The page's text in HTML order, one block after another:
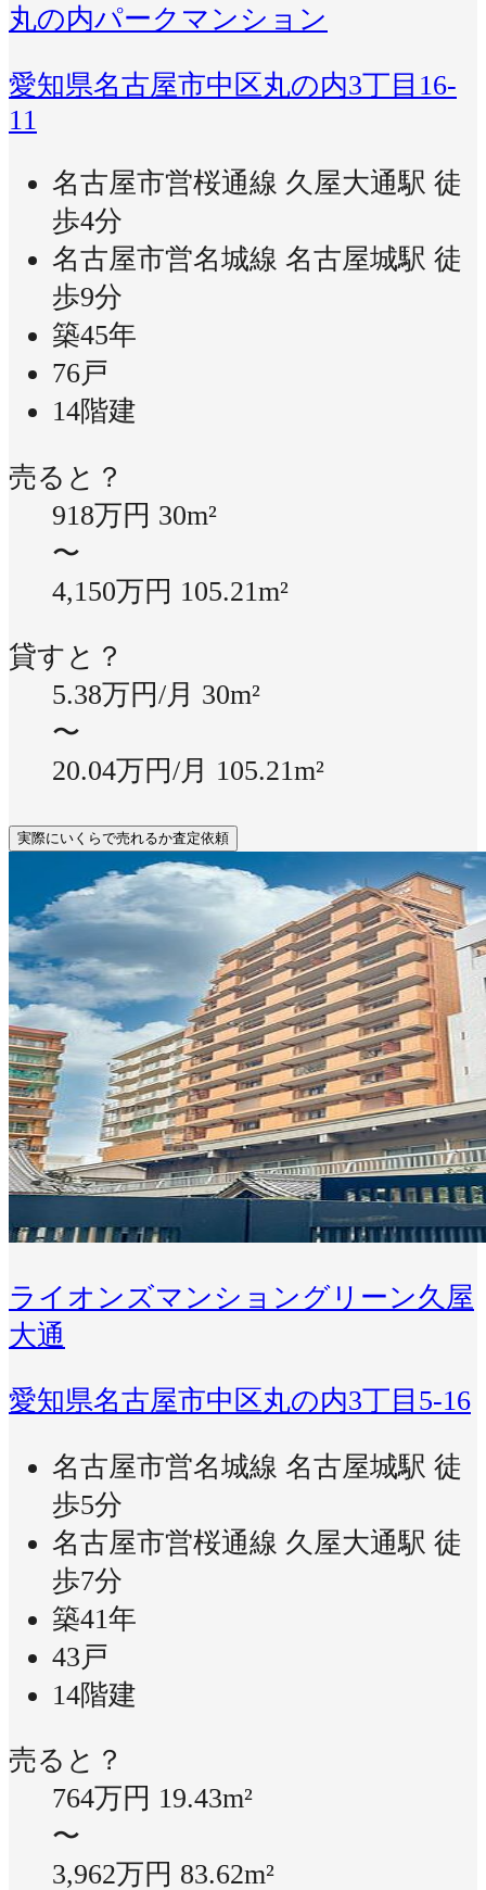
丸の内パークマンション
愛知県名古屋市中区丸の内3丁目16-
11
名古屋市営桜通線 久屋大通駅 徒
歩4分
名古屋市営名城線 名古屋城駅 徒
歩9分
築45年
76戸
14階建
売ると？
918万円 30m²
〜
4,150万円 105.21m²
貸すと？
5.38万円/月 30m²
〜
20.04万円/月 105.21m²
実際にいくらで売れるか査定依頼
ライオンズマンショングリーン久屋
大通
愛知県名古屋市中区丸の内3丁目5-16
名古屋市営名城線 名古屋城駅 徒
歩5分
名古屋市営桜通線 久屋大通駅 徒
歩7分
築41年
43戸
14階建
売ると？
764万円 19.43m²
〜
3,962万円 83.62m²